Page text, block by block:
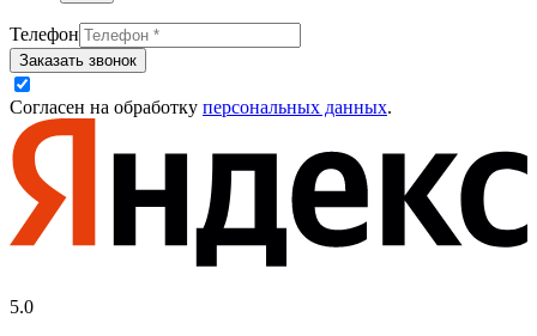
Телефон
Заказать звонок
Согласен на обработку персональных данных.
5.0